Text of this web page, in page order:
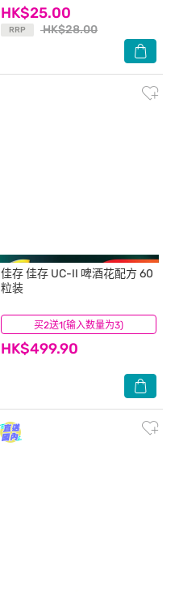
HK$25.00
RRP HK$28.00
买2送1(输入数量为3)
佳存佳存 UC-II 啤酒花配方 60
粒装
HK$499.90
(21)